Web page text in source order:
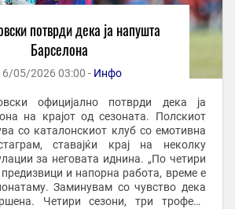
потврди дека ја напушта
Барселона
05/2026 03:00 - Инфо
официјално потврди дека ја
на крајот од сезоната. Полскиот
со каталонскиот клуб со емотивна
ставајќи крај на неколку
за неговата иднина. „По четири
и напорна работа, време е
Заминувам со чувство дека
Четири сезони, три трофеи“,